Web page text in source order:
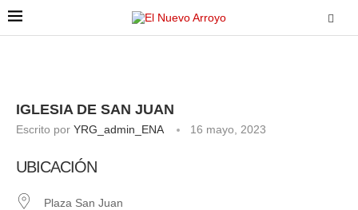
IGLESIA DE SAN JUAN
Escrito por YRG_admin_ENA 16 mayo, 2023
UBICACIÓN
Plaza San Juan